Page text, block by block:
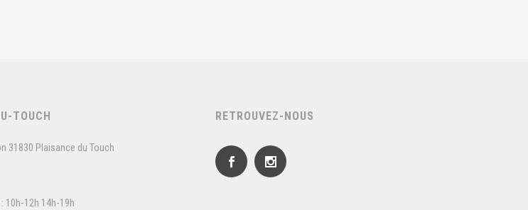
TOUCH
31830 Plaisance du Touch
10h-12h 14h-19h
RETROUVEZ-NOUS